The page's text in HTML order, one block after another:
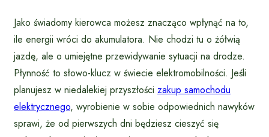
Jako świadomy kierowca możesz znacząco wpłynąć na to,
ile energii wróci do akumulatora. Nie chodzi tu o żółwią
jazdę, ale o umiejętne przewidywanie sytuacji na drodze.
Płynność to słowo-klucz w świecie elektromobilności. Jeśli
planujesz w niedalekiej przyszłości zakup samochodu
elektrycznego, wyrobienie w sobie odpowiednich nawyków
sprawi, że od pierwszych dni będziesz cieszyć się